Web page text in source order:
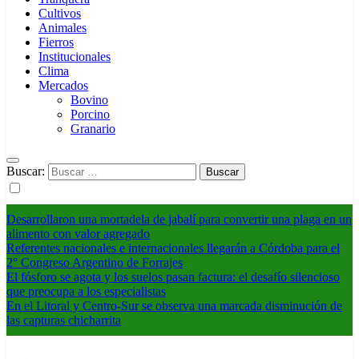
Cultivos
Animales
Fierros
Institucionales
Clima
Mercados
Bovino
Porcino
Granario
Buscar:
Desarrollaron una mortadela de jabalí para convertir una plaga en un
alimento con valor agregado
Referentes nacionales e internacionales llegarán a Córdoba para el
2° Congreso Argentino de Forrajes
El fósforo se agota y los suelos pasan factura: el desafío silencioso
que preocupa a los especialistas
En el Litoral y Centro-Sur se observa una marcada disminución de
las capturas chicharrita